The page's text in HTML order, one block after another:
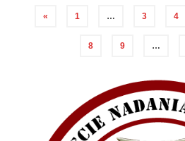
Stronicowanie
wpisów
« 1 … 3 4
8 9 …